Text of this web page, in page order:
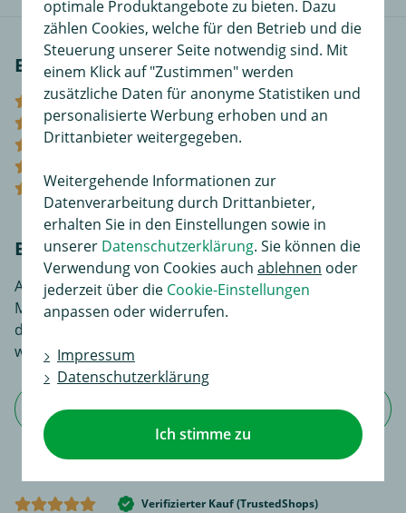
Bewertungen
(9)
(5)
(0)
Bewerten Sie diesen Artikel!
An dieser Stelle haben Sie die Möglichkeit, Ihre
Meinungen und Erfahrungen über dieses Produkt zu
dokumentieren. Sie liefern so anderen Interessenten
wertvolle Informationen beim Kauf.
Jetzt Bewertung schreiben
Verifizierter Kauf (TrustedShops)
optimale Produktangebote zu bieten. Dazu
zählen Cookies, welche für den Betrieb und die
Steuerung unserer Seite notwendig sind. Mit
einem Klick auf "Zustimmen" werden
zusätzliche Daten für anonyme Statistiken und
personalisierte Werbung erhoben und an
Drittanbieter weitergegeben.
Weitergehende Informationen zur
Datenverarbeitung durch Drittanbieter,
erhalten Sie in den Einstellungen sowie in
unserer Datenschutzerklärung. Sie können die
Verwendung von Cookies auch ablehnen oder
jederzeit über die Cookie-Einstellungen
anpassen oder widerrufen.
Impressum
Datenschutzerklärung
Ich stimme zu